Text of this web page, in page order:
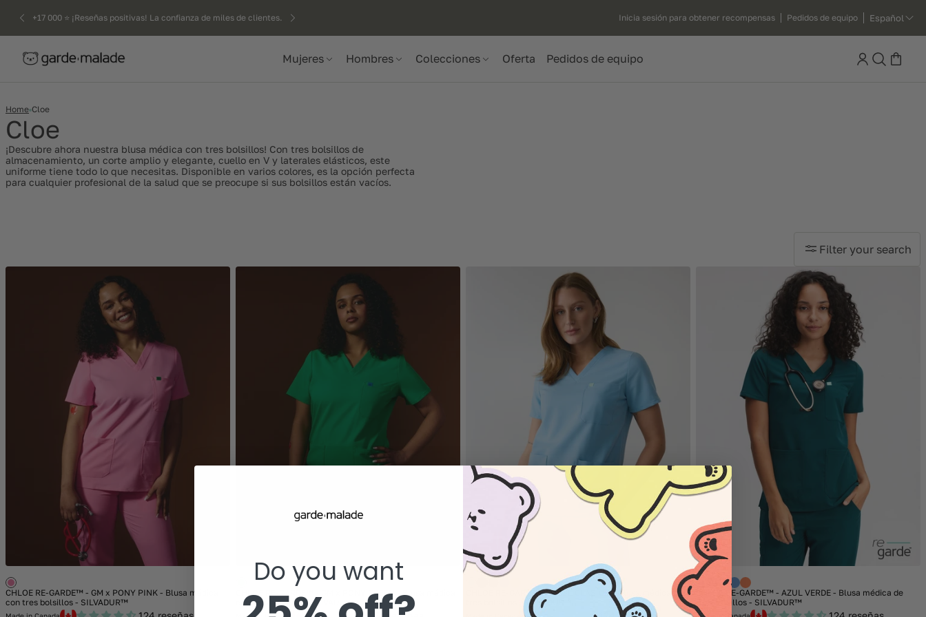
to
+17 000 ⭐️ ¡Reseñas positivas! La confianza de miles de clientes. Inicia sesión para obtener recompensas Pedidos de equipo Español
Mujeres Hombres Colecciones Oferta Pedidos de equipo Search
Home Cloe
Cloe
¡Descubre ahora nuestra blusa médica con tres bolsillos! Con tres bolsillos de
almacenamiento, un corte amplio y elegante, cuello en V y laterales elásticos, este
uniforme tiene todo lo que necesitas. Disponible en varios colores, es la opción perfecta
para cualquier profesional de la salud que se preocupe si sus bolsillos están vacíos.
Filter your search
CHLOE RE-GARDE™ - GM x PONY PINK - Blusa médica
con tres bolsillos - SILVADUR™
CHLOE RE-GARDE™ - GM x PONY GREEN - Blusa médica
con tres bolsillos - SILVADUR™
SALE
CHLOE RE-GARDE™ - AZUL CLÁSICO - Blusa médica de
tres bolsillos - SILVADUR™
SALE
CHLOE RE-GARDE™ - AZUL VERDE - Blusa médica de
tres bolsillos - SILVADUR™
Do you want